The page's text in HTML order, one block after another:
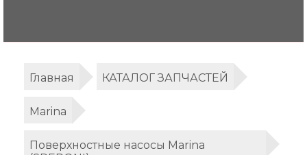
Главная КАТАЛОГ ЗАПЧАСТЕЙ
Marina
Поверхностные насосы Marina